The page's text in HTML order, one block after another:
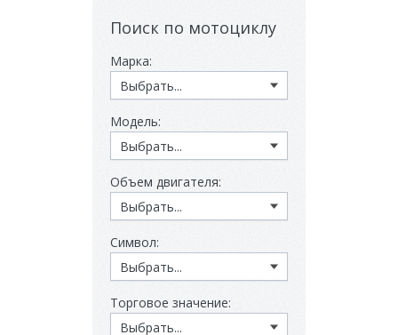
Поиск по мотоциклу
Марка:
Модель:
Объем двигателя:
Символ:
Торговое значение: